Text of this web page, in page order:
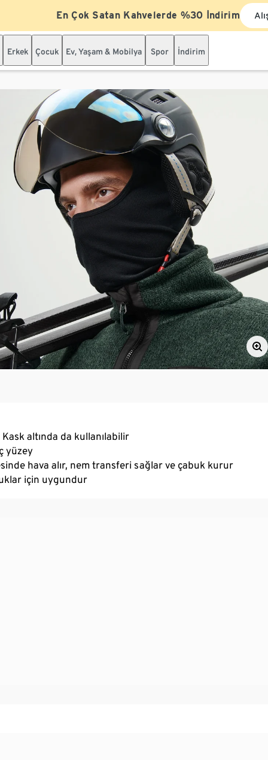
En Çok Satan Kahvelerde %30 İndirim
Erkek Çocuk Ev, Yaşam & Mobilya Spor İndirim
altında da kullanılabilir
yüzey
hava alır, nem transferi sağlar ve çabuk kurur
için uygundur